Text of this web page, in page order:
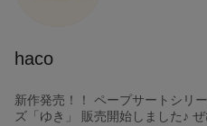
haco
新作発売！！ ペープサートシリ
ズ「ゆき」 販売開始しました♪